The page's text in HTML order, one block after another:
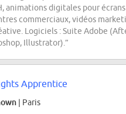
animations digitales pour
commerciaux, vidéos
Logiciels : Suite Adobe
Illustrator).”
Apprentice
| Paris